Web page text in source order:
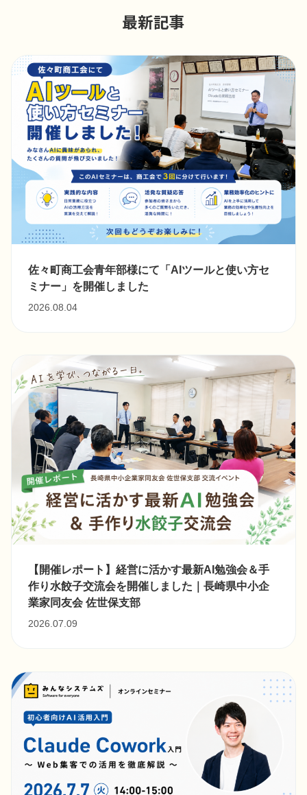
最新記事
佐々町商工会青年部様にて「AIツールと使い方セ
ミナー」を開催しました
2026.08.04
【開催レポート】経営に活かす最新AI勉強会＆手
作り水餃子交流会を開催しました｜長崎県中小企
業家同友会 佐世保支部
2026.07.09